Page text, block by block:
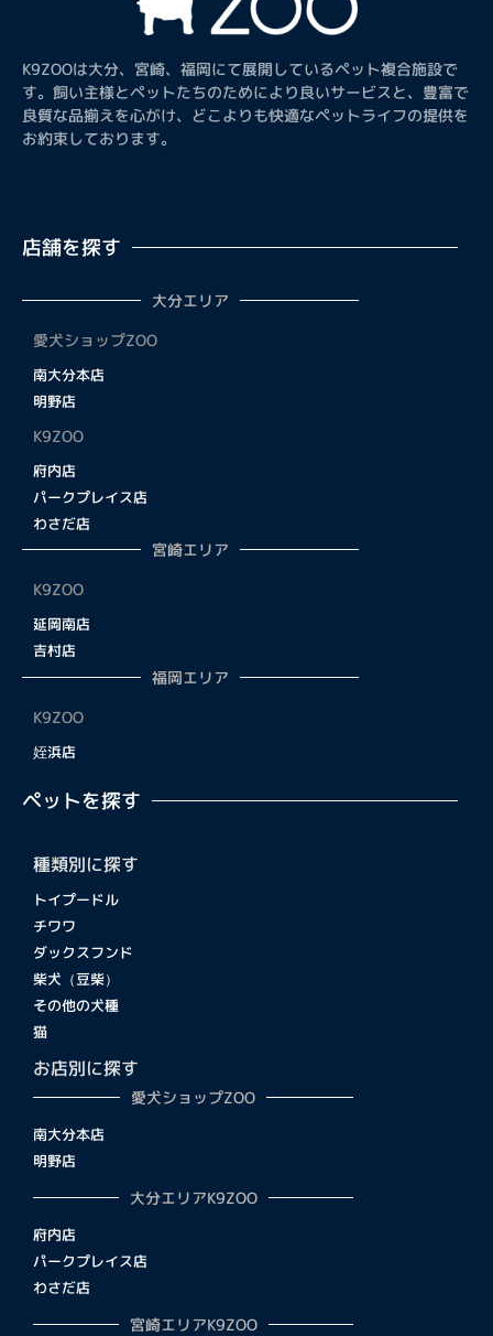
K9ZOOは大分、宮崎、福岡にて展開しているペット複合施設で
す。飼い主様とペットたちのためにより良いサービスと、豊富で
良質な品揃えを心がけ、どこよりも快適なペットライフの提供を
お約束しております。
店舗を探す
大分エリア
愛犬ショップZOO
南大分本店
明野店
K9ZOO
府内店
パークプレイス店
わさだ店
宮崎エリア
K9ZOO
延岡南店
吉村店
福岡エリア
K9ZOO
姪浜店
ペットを探す
種類別に探す
トイプードル
チワワ
ダックスフンド
柴犬（豆柴）
その他の犬種
猫
お店別に探す
愛犬ショップZOO
南大分本店
明野店
大分エリアK9ZOO
府内店
パークプレイス店
わさだ店
宮崎エリアK9ZOO